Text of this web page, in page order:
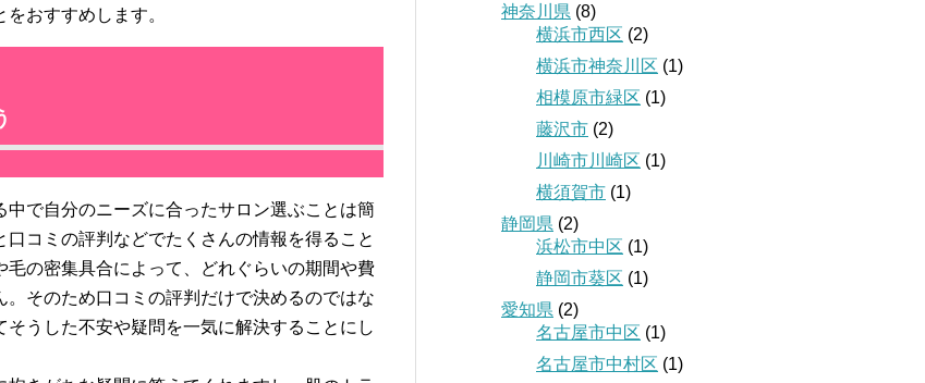
おすすめします。
で自分のニーズに合ったサロン選ぶことは簡
コミの評判などでたくさんの情報を得ること
の密集具合によって、どれぐらいの期間や費
そのため口コミの評判だけで決めるのではな
うした不安や疑問を一気に解決することにし
神奈川県 (8)
横浜市西区 (2)
横浜市神奈川区 (1)
相模原市緑区 (1)
藤沢市 (2)
川崎市川崎区 (1)
横須賀市 (1)
静岡県 (2)
浜松市中区 (1)
静岡市葵区 (1)
愛知県 (2)
名古屋市中区 (1)
名古屋市中村区 (1)